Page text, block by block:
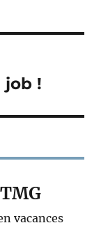
job !
vacances